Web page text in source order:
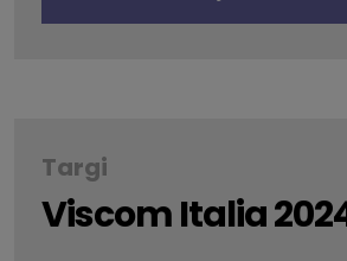
Targi
Viscom Italia